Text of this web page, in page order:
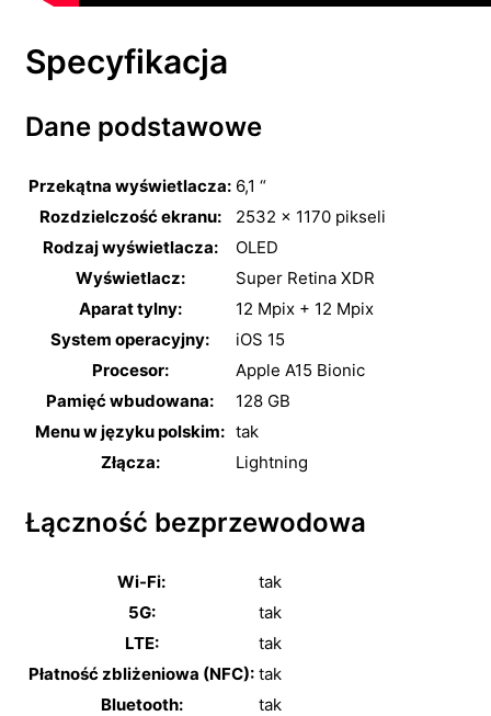
Specyfikacja
Dane podstawowe
Przekątna wyświetlacza: 6,1 “
Rozdzielczość ekranu:
2532 x 1170 pikseli
Rodzaj wyświetlacza:
OLED
Wyświetlacz:
Super Retina XDR
Aparat tylny:
12 Mpix + 12 Mpix
System operacyjny:
iOS 15
Procesor:
Apple A15 Bionic
Pamięć wbudowana:
128 GB
Menu w języku polskim: tak
Złącza:
Lightning
Łączność bezprzewodowa
Wi-Fi:
tak
5G:
tak
LTE:
tak
Płatność zbliżeniowa (NFC): tak
Bluetooth:
tak